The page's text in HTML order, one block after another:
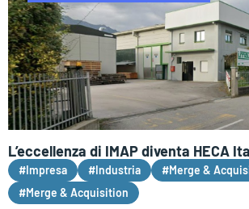
L’eccellenza di IMAP diventa HECA
#Impresa #Industria
#Merge &
#Merge & Acquisition